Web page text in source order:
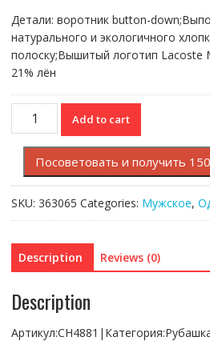
Детали: воротник button-
натурального и экологичного
полоску;Вышитый логотип Lacoste
21% лён
Рубашка
Lacoste
quantity
Add to cart
Посоветовать и получить
SKU: 363065 Categories: Мужское,
Description Reviews (0)
Description